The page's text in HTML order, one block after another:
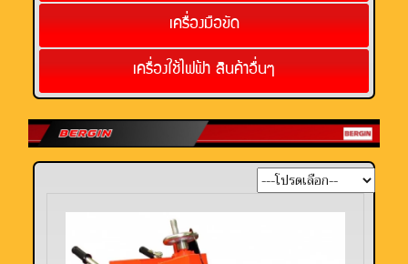
เครื่องมือขัด
เครื่องใช้ไฟฟ้า สินค้าอื่นๆ